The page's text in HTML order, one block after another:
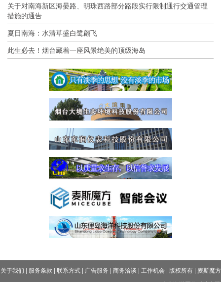
关于对南海新区海晏路、明珠西路部分路段实行限制通行交通管理
措施的通告
夏日南海：水清草盛白鹭翩飞
此生必去！烟台藏着一座风景绝美的顶级海岛
关于我们 | 服务条款 | 联系方式| 广告服务 | 商务洽谈 | 工作机会| 版权所有| 麦斯魔方